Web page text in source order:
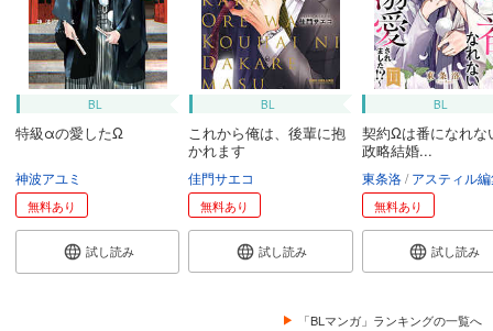
BL
特級αの愛したΩ
神波アユミ
無料あり
試し読み
BL
これから俺は、後輩に抱
かれます
佳門サエコ
無料あり
試し読み
BL
契約Ωは番になれな
政略結婚...
東条洛 アスティル
無料あり
試し読み
「BLマンガ」ランキングの一覧へ